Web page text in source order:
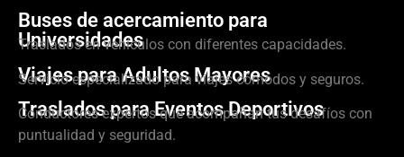
Buses de acercamiento para
Universidades
Traslados en vehículos con diferentes capacidades.
Viajes para Adultos Mayores
Servicio especializado para viajes cómodos y seguros.
Traslados para Eventos Deportivos
Conductores expertos que acompañan tus desafíos con
puntualidad y seguridad.